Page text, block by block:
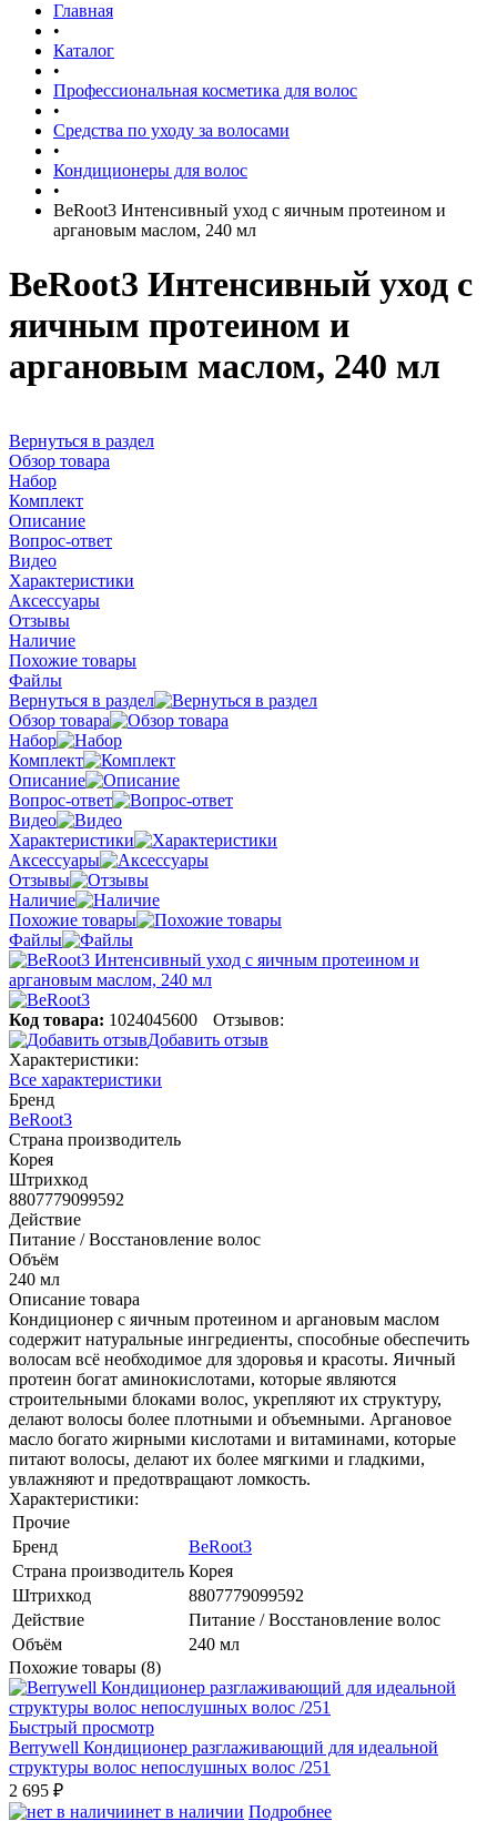
Главная
•
Каталог
•
Профессиональная косметика для волос
•
Средства по уходу за волосами
•
Кондиционеры для волос
•
BeRoot3 Интенсивный уход с яичным протеином и
аргановым маслом, 240 мл
BeRoot3 Интенсивный уход с
яичным протеином и
аргановым маслом, 240 мл
Вернуться в раздел
Обзор товара
Набор
Комплект
Описание
Вопрос-ответ
Видео
Характеристики
Аксессуары
Отзывы
Наличие
Похожие товары
Файлы
Вернуться в раздел
Обзор товара
Набор
Комплект
Описание
Вопрос-ответ
Видео
Характеристики
Аксессуары
Отзывы
Наличие
Похожие товары
Файлы
Код товара: 1024045600
Отзывов:
Добавить отзыв
Характеристики:
Все характеристики
Бренд
BeRoot3
Страна производитель
Корея
Штрихкод
8807779099592
Действие
Питание / Восстановление волос
Объём
240 мл
Описание товара
Кондиционер с яичным протеином и аргановым маслом
содержит натуральные ингредиенты, способные обеспечить
волосам всё необходимое для здоровья и красоты. Яичный
протеин богат аминокислотами, которые являются
строительными блоками волос, укрепляют их структуру,
делают волосы более плотными и объемными. Аргановое
масло богато жирными кислотами и витаминами, которые
питают волосы, делают их более мягкими и гладкими,
увлажняют и предотвращают ломкость.
Характеристики:
Прочие
Бренд
BeRoot3
Страна производитель Корея
Штрихкод
8807779099592
Действие
Питание / Восстановление волос
Объём
240 мл
Похожие товары (8)
Быстрый просмотр
Berrywell Кондиционер разглаживающий для идеальной
структуры волос непослушных волос /251
2 695 ₽
нет в наличии Подробнее